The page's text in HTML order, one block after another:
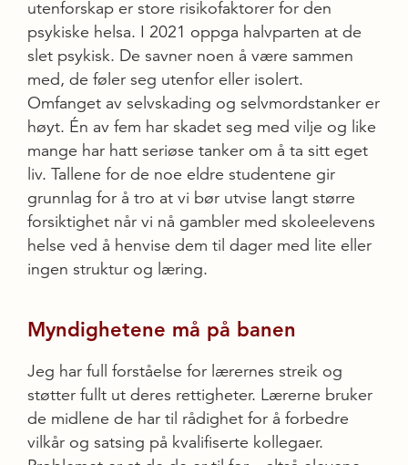
utenforskap er store risikofaktorer for den
psykiske helsa. I 2021 oppga halvparten at de
slet psykisk. De savner noen å være sammen
med, de føler seg utenfor eller isolert.
Omfanget av selvskading og selvmordstanker er
høyt. Én av fem har skadet seg med vilje og like
mange har hatt seriøse tanker om å ta sitt eget
liv. Tallene for de noe eldre studentene gir
grunnlag for å tro at vi bør utvise langt større
forsiktighet når vi nå gambler med skoleelevens
helse ved å henvise dem til dager med lite eller
ingen struktur og læring.
Myndighetene må på banen
Jeg har full forståelse for lærernes streik og
støtter fullt ut deres rettigheter. Lærerne bruker
de midlene de har til rådighet for å forbedre
vilkår og satsing på kvalifiserte kollegaer.